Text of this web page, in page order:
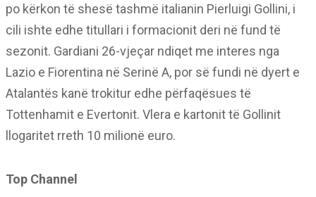
po kërkon të shesë tashmë italianin Pierluigi Gollini, i
cili ishte edhe titullari i formacionit deri në fund të
sezonit. Gardiani 26-vjeçar ndiqet me interes nga
Lazio e Fiorentina në Serinë A, por së fundi në dyert e
Atalantës kanë trokitur edhe përfaqësues të
Tottenhamit e Evertonit. Vlera e kartonit të Gollinit
llogaritet rreth 10 milionë euro.
Top Channel